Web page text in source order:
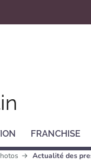
FRANCHISE
Actualité des